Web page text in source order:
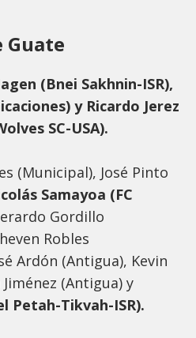
Guate
(Bnei Sakhnin-ISR),
y Ricardo Jerez
SC-USA).
(Municipal), José Pinto
Samayoa (FC
Gordillo
Robles
Ardón (Antigua), Kevin
(Antigua) y
Petah-Tikvah-ISR).